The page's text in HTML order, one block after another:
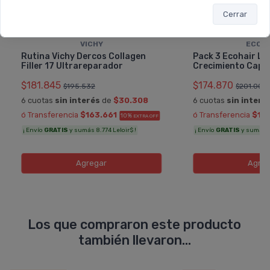
Cerrar
VICHY
Rutina Vichy Dercos Collagen
Filler 17 Ultrareparador
$181.845 $195.532
6 cuotas sin interés de $30.308
ó Transferencia $163.661 10% EXTRA OFF
¡ Envío GRATIS y sumás 8.774 Leloir$ !
Agregar
Pack 3 Ecohair
Crecimiento
$174.870 $201.000
6 cuotas sin
ó Transferencia
¡ Envío GRATIS y sumás
Los que compraron este producto
también llevaron...